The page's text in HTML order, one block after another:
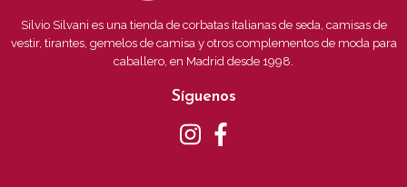
Silvio Silvani es una tienda de corbatas italianas de seda, camisas de
vestir, tirantes, gemelos de camisa y otros complementos de moda para
caballero, en Madrid desde 1998.
Síguenos